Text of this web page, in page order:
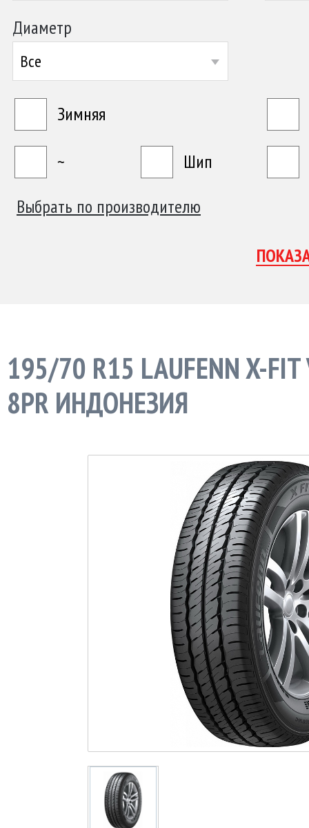
Диаметр
Все
Зимняя
~
Шип
Выбрать по производителю
195/70 R15 LAUFENN X-
8PR ИНДОНЕЗИЯ